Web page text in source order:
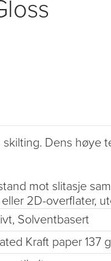
Dens
mot slitasje
2D-overflater,
Solventbasert
Kraft paper 137